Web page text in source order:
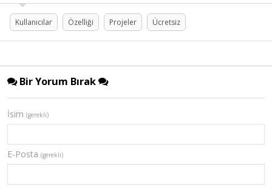
Kullanıcılar Özelliği Projeler Ücretsiz
Bir Yorum Bırak
İsim (gerekli)
E-Posta (gerekli)